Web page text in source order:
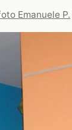
Emanuele P.